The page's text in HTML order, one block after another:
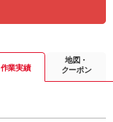
作業実績
地図・
クーポン